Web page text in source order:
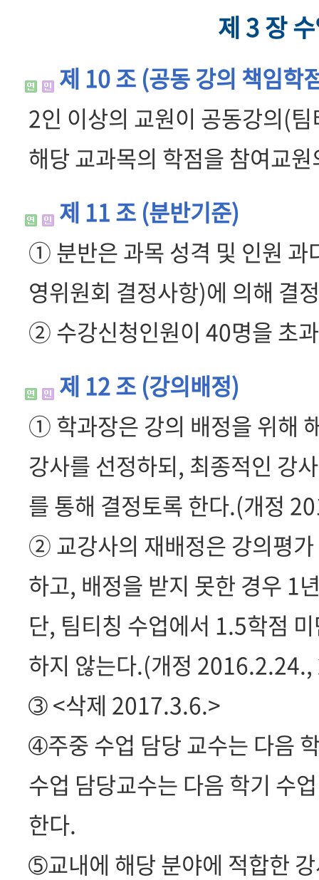
제 3 장
제 10 조 (공동 강의 책임학
2인 이상의 교원이 공동강의(
해당 교과목의 학점을 참여교
제 11 조 (분반기준)
① 분반은 과목 성격 및 인원 과
영위원회 결정사항)에 의해 결
② 수강신청인원이 40명을 초
제 12 조 (강의배정)
① 학과장은 강의 배정을 위해
강사를 선정하되, 최종적인 강
를 통해 결정토록 한다.(개정
② 교강사의 재배정은 강의평
하고, 배정을 받지 못한 경우 1
단, 팀티칭 수업에서 1.5학점
하지 않는다.(개정
➂ <삭제 2017.3.6.>
➃주중 수업 담당 교수는 다음
수업 담당교수는 다음 학기 수
한다.
➄교내에 해당 분야에 적합한